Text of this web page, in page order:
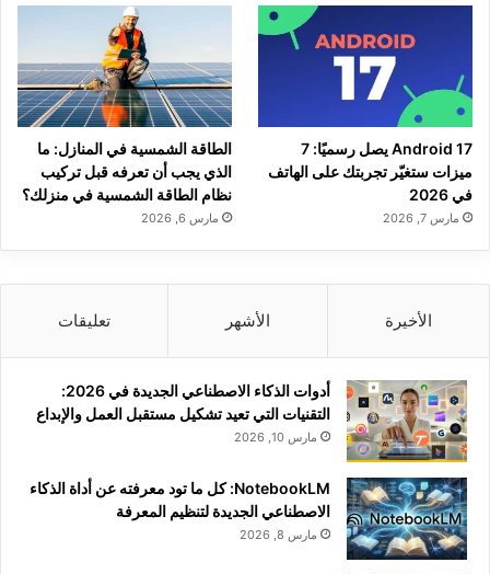
Android 17 يصل رسميًا: 7
ميزات ستغيّر تجربتك على الهاتف
في 2026
مارس 7, 2026
الطاقة الشمسية في المنازل: ما
الذي يجب أن تعرفه قبل تركيب
نظام الطاقة الشمسية في منزلك؟
مارس 6, 2026
الأخيرة الأشهر تعليقات
أدوات الذكاء الاصطناعي الجديدة في 2026:
التقنيات التي تعيد تشكيل مستقبل العمل والإبداع
مارس 10, 2026
NotebookLM: كل ما تود معرفته عن أداة الذكاء
الاصطناعي الجديدة لتنظيم المعرفة
مارس 8, 2026